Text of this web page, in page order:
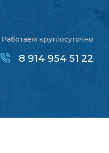
Работаем круглосуточно
8 914 954 51 22